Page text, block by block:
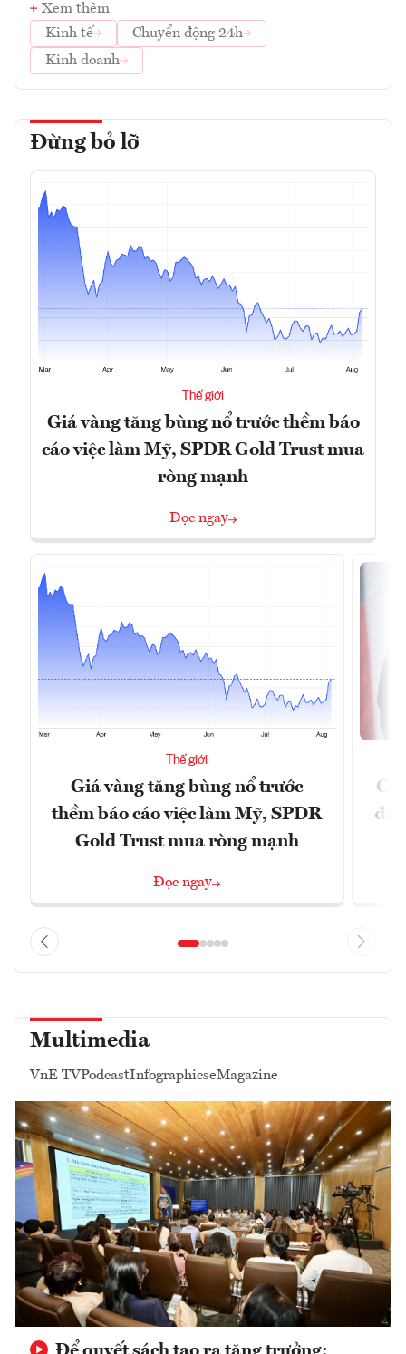
Xem thêm
Kinh tế
Chuyển động 24h
Kinh doanh
Đừng bỏ lỡ
Thế giới
Giá vàng tăng bùng nổ trước thềm báo
cáo việc làm Mỹ, SPDR Gold Trust mua
ròng mạnh
Đọc ngay
Thế giới
Giá vàng tăng bùng nổ trước
thềm báo cáo việc làm Mỹ, SPDR
Gold Trust mua ròng mạnh
Đọc ngay
đã
Multimedia
VnE TVPodcastInfographicseMagazine